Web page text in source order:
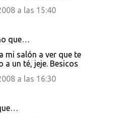
a las 15:40
que…
mi salón a ver que te
a un té, jeje. Besicos
a las 16:30